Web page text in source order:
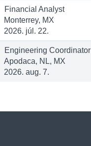
Financial Analyst
Monterrey, MX
2026. júl. 22.
Engineering Coordinator
Apodaca, NL, MX
2026. aug. 7.